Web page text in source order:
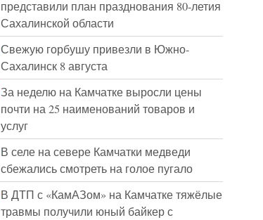
представили план празднования 80-летия
Сахалинской области
Свежую горбушу привезли в Южно-
Сахалинск 8 августа
За неделю на Камчатке выросли цены
почти на 25 наименований товаров и
услуг
В селе на севере Камчатки медведи
сбежались смотреть на голое пугало
В ДТП с «КамАЗом» на Камчатке тяжёлые
травмы получили юный байкер с